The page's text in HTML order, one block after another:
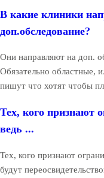
В какие клиники
доп.обследование?
Они направляют на доп.
Обязательно областные,
пишут что хотят чтобы
Тех, кого признают
ведь ...
Тех, кого признают
будут